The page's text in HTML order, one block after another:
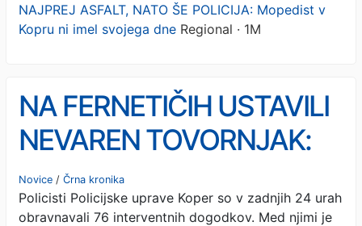
NAJPREJ ASFALT, NATO ŠE POLICIJA: Mopedist v
Kopru ni imel svojega dne Regional · 1M
NA FERNETIČIH USTAVILI
NEVAREN TOVORNJAK:
Voznik si je nabral kar za
6.100 evrov globe
Novice / Črna kronika
Policisti Policijske uprave Koper so v zadnjih 24 urah
obravnavali 76 interventnih dogodkov. Med njimi je